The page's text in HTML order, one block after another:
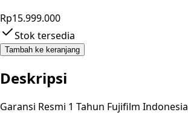
Rp15.999.000
Stok tersedia
Tambah ke keranjang
Deskripsi
Garansi Resmi 1 Tahun Fujifilm Indonesia